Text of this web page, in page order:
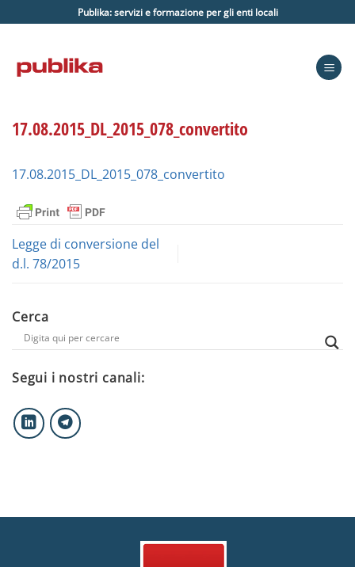
ai
Publika: servizi e formazione per gli enti locali
17.08.2015_DL_2015_078_convertito
17.08.2015_DL_2015_078_convertito
Legge di conversione del
d.l. 78/2015
Cerca
Segui i nostri canali: